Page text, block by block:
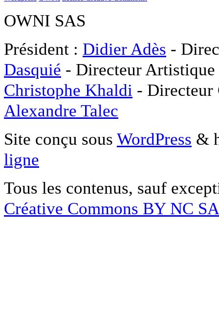
OWNI SAS
Président : Didier Adès -
Dasquié - Directeur
Christophe Khaldi -
Alexandre Talec
Site conçu sous WordPress &
ligne
Tous les contenus, sauf
Créative Commons BY NC SA